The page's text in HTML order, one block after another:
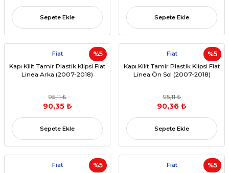
Sepete Ekle Sepete Ekle
%5
Fiat
Kapı Kilit Tamir Plastik Klipsi Fiat
Linea Arka (2007-2018)
95,11 ₺
90,35 ₺
Sepete Ekle
%5
Fiat
Kapı Kilit Tamir Plastik Klipsi Fiat
Linea Ön Sol (2007-2018)
95,11 ₺
90,36 ₺
Sepete Ekle
%5
Fiat %5
Fiat